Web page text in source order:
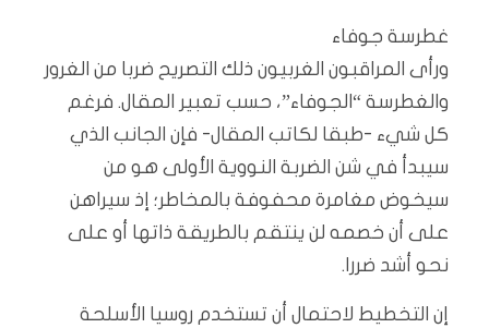
غطرسة جوفاء
ورأى المراقبون الغربيون ذلك التصريح ضربا من الغرور
والغطرسة “الجوفاء”، حسب تعبير المقال. فرغم
كل شيء -طبقا لكاتب المقال- فإن الجانب الذي
سيبدأ في شن الضربة النووية الأولى هو من
سيخوض مغامرة محفوفة بالمخاطر؛ إذ سيراهن
على أن خصمه لن ينتقم بالطريقة ذاتها أو على
نحو أشد ضررا.
إن التخطيط لاحتمال أن تستخدم روسيا الأسلحة